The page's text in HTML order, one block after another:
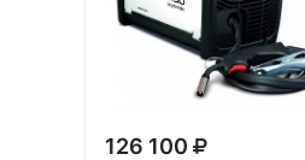
126 100